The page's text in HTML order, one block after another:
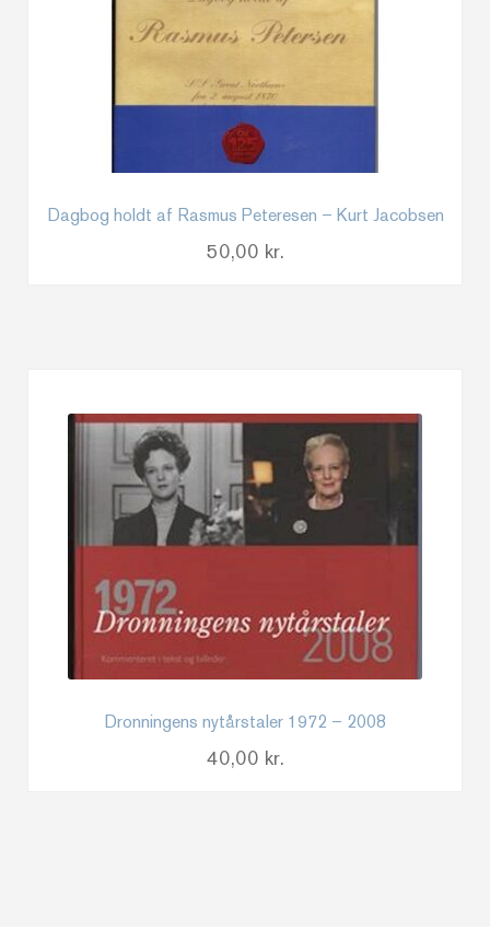
Dagbog holdt af Rasmus Peteresen – Kurt Jacobsen
50,00 kr.
Dronningens nytårstaler 1972 – 2008
40,00 kr.